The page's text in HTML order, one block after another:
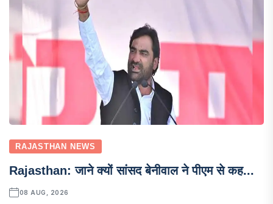
RAJASTHAN NEWS
Rajasthan: जाने क्यों सांसद बेनीवाल ने पीएम से कह...
08 AUG, 2026